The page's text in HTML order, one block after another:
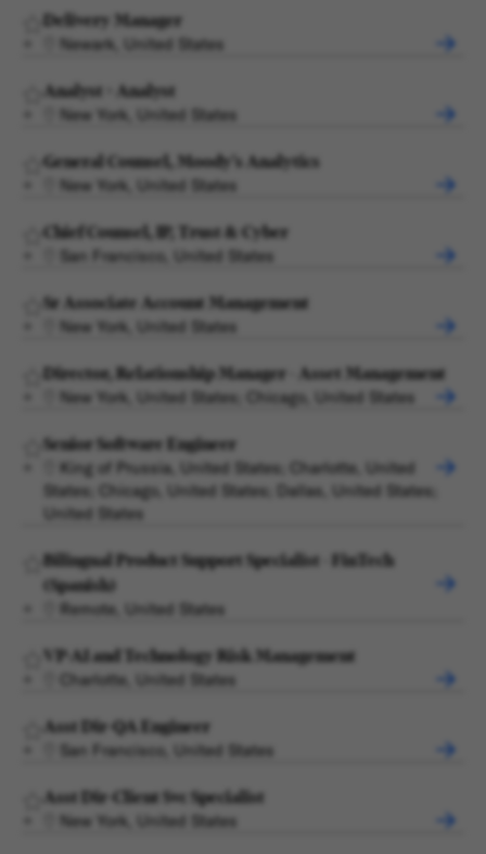
Delivery Manager
Newark, United States
Analyst > Analyst
New York, United States
General Counsel, Moody's Analytics
New York, United States
Chief Counsel, IP, Trust & Cyber
San Francisco, United States
Sr Associate Account Management
New York, United States
Director, Relationship Manager - Asset Management
New York, United States; Chicago, United States
Senior Software Engineer
King of Prussia, United States; Charlotte, United
States; Chicago, United States; Dallas, United States;
United States
Bilingual Product Support Specialist - FinTech
(Spanish)
Remote, United States
VP-AI and Technology Risk Management
Charlotte, United States
Asst Dir-QA Engineer
San Francisco, United States
Asst Dir-Client Svc Specialist
New York, United States